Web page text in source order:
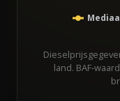
land. BAF-